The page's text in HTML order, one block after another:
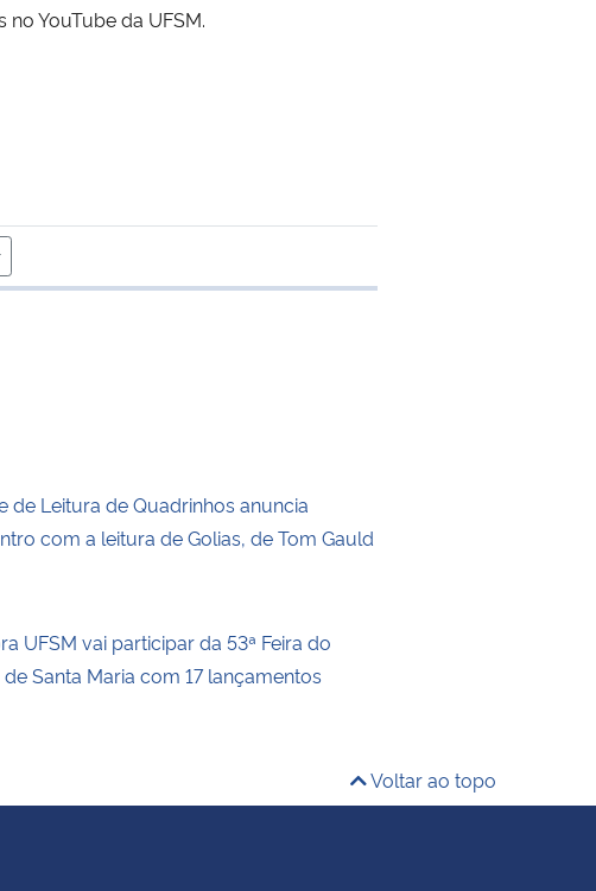
YouTube da UFSM.
de transferência
de Leitura de Quadrinhos anuncia
com a leitura de Golias, de Tom Gauld
UFSM vai participar da 53ª Feira do
Santa Maria com 17 lançamentos
Voltar ao topo